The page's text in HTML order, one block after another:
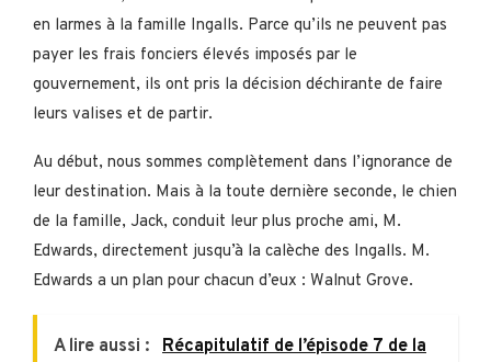
en larmes à la famille Ingalls. Parce qu’ils ne peuvent pas
payer les frais fonciers élevés imposés par le
gouvernement, ils ont pris la décision déchirante de faire
leurs valises et de partir.
Au début, nous sommes complètement dans l’ignorance de
leur destination. Mais à la toute dernière seconde, le chien
de la famille, Jack, conduit leur plus proche ami, M.
Edwards, directement jusqu’à la calèche des Ingalls. M.
Edwards a un plan pour chacun d’eux : Walnut Grove.
A lire aussi :
Récapitulatif de l’épisode 7 de la